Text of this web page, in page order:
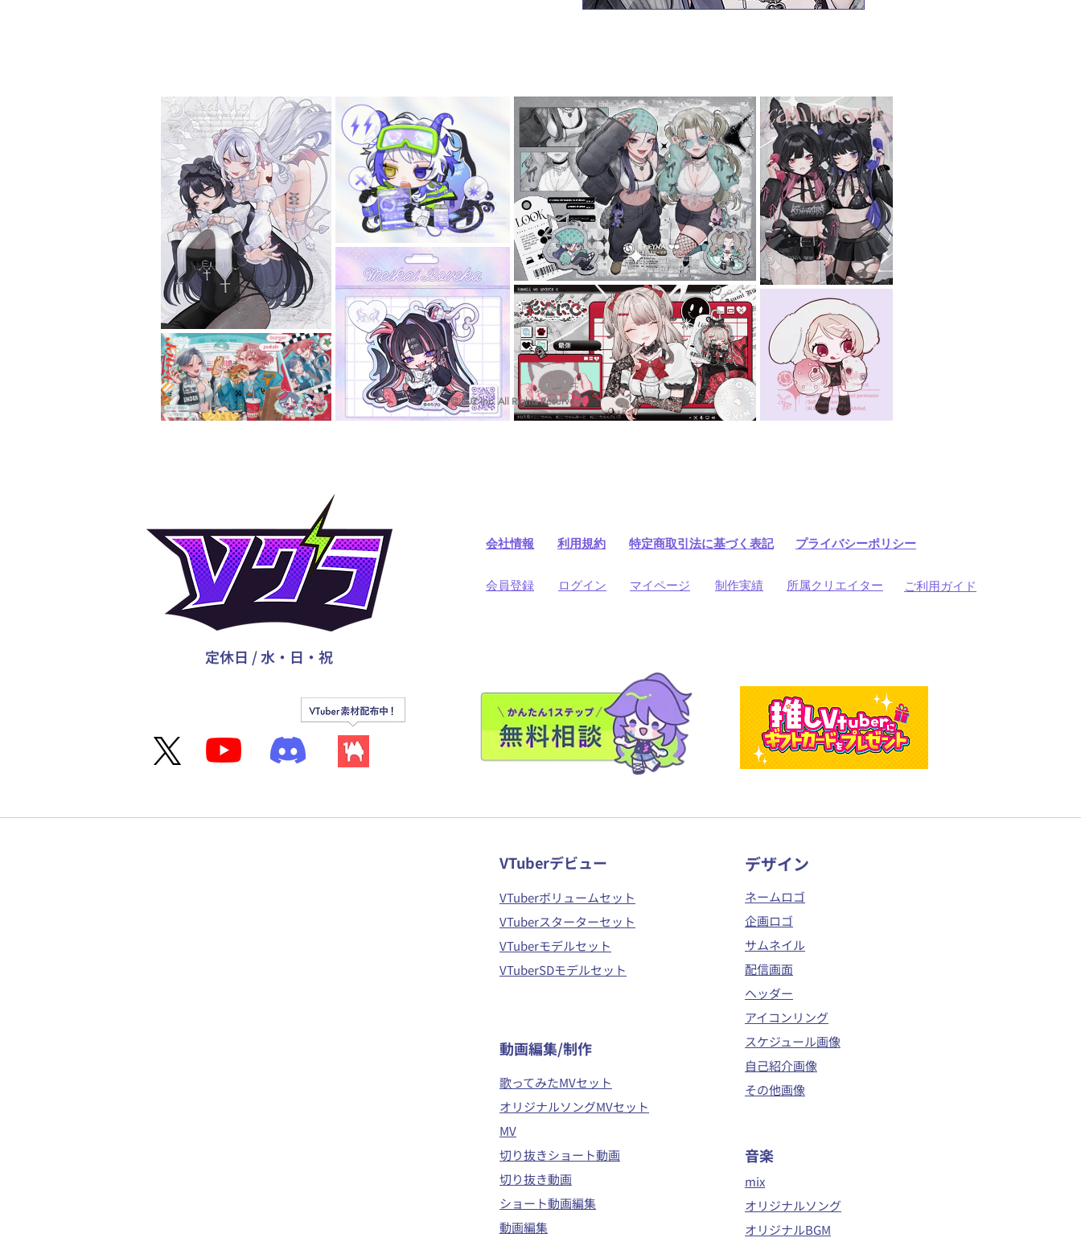
© LUZ inc. All Rights Reserved.
会社情報 利用規約 プライバシーポリシー
​特定商取引法に基づく表記
​会員登録 ​ログイン マイページ 制作実績 所属クリエイター ご利用ガイド
定休日 / 水・日・祝
VTuberデビュー
VTuberボリュームセット
VTuberスターターセット
VTuberモデルセット
VTuberSDモデルセット
​動画編集/制作
歌ってみたMVセット
オリジナルソングMVセット
MV
切り抜きショート動画
切り抜き動画
ショート動画編集
動画編集
​デザイン
ネームロゴ
企画ロゴ
サムネイル
配信画面
ヘッダー
アイコンリング
スケジュール画像
自己紹介画像
その他画像
音楽
mix
オリジナルソング
オリジナルBGM